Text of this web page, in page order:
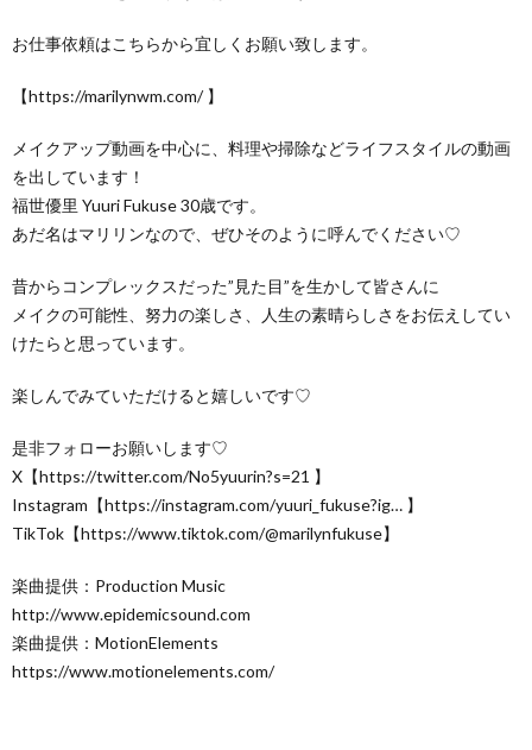
お仕事依頼はこちらから宜しくお願い致します。
【https://marilynwm.com/​​ 】
メイクアップ動画を中心に、料理や掃除などライフスタイルの動画
を出しています！
福世優里 Yuuri Fukuse 30歳です。
あだ名はマリリンなので、ぜひそのように呼んでください♡
昔からコンプレックスだった”見た目”を生かして皆さんに
メイクの可能性、努力の楽しさ、人生の素晴らしさをお伝えしてい
けたらと思っています。
楽しんでみていただけると嬉しいです♡
是非フォローお願いします♡
X【https://twitter.com/No5yuurin?s=21​​ 】
Instagram【https://instagram.com/yuuri_fukuse?ig…​ 】
TikTok【https://www.tiktok.com/@marilynfukuse】
楽曲提供：Production Music
http://www.epidemicsound.com
楽曲提供：MotionElements
https://www.motionelements.com/